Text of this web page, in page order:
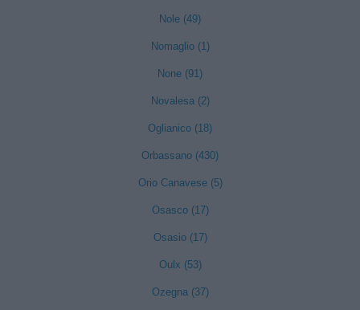
Nole (49)
Nomaglio (1)
None (91)
Novalesa (2)
Oglianico (18)
Orbassano (430)
Orio Canavese (5)
Osasco (17)
Osasio (17)
Oulx (53)
Ozegna (37)